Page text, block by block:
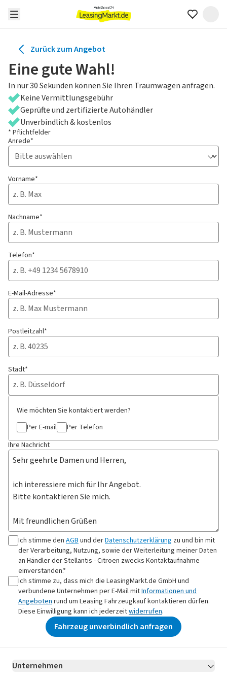
Zurück zum Angebot
Eine gute Wahl!
In nur 30 Sekunden können Sie Ihren Traumwagen anfragen.
Keine Vermittlungsgebühr
Geprüfte und zertifizierte Autohändler
Unverbindlich & kostenlos
* Pflichtfelder
Anrede*
Vorname*
Nachname*
Telefon*
E-Mail-Adresse*
Postleitzahl*
Stadt*
Wie möchten Sie kontaktiert werden?
Per E-mail
Per Telefon
Ihre Nachricht
Ich stimme den AGBund derDatenschutzerklärung zu und bin mit
der Verarbeitung, Nutzung, sowie der Weiterleitung meiner Daten
an Händler der Stellantis - Citroen zwecks Kontaktaufnahme
einverstanden.*
Ich stimme zu, dass mich die LeasingMarkt.de GmbH und
verbundene Unternehmen per E-Mail mitInformationen und
Angebotenrund um Leasing Fahrzeugkauf kontaktieren dürfen.
Diese Einwilligung kann ich jederzeitwiderrufen.
Fahrzeug unverbindlich anfragen
Unternehmen